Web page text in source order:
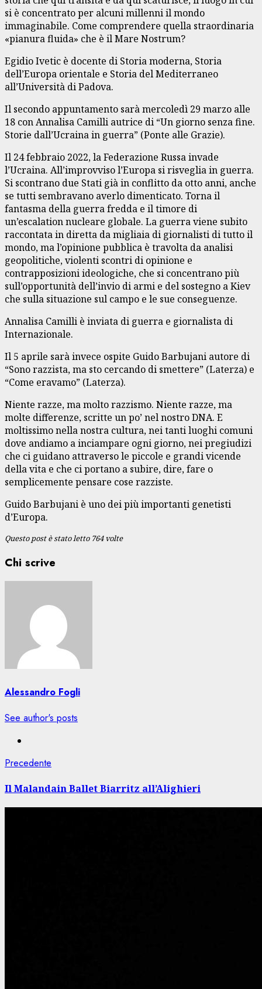
si è concentrato per alcuni millenni il mondo
immaginabile. Come comprendere quella straordinaria
«pianura fluida» che è il Mare Nostrum?
Egidio Ivetic è docente di Storia moderna, Storia
dell’Europa orientale e Storia del Mediterraneo
all’Università di Padova.
Il secondo appuntamento sarà mercoledì 29 marzo alle
18 con Annalisa Camilli autrice di “Un giorno senza fine.
Storie dall’Ucraina in guerra” (Ponte alle Grazie).
Il 24 febbraio 2022, la Federazione Russa invade
l’Ucraina. All’improvviso l’Europa si risveglia in guerra.
Si scontrano due Stati già in conflitto da otto anni, anche
se tutti sembravano averlo dimenticato. Torna il
fantasma della guerra fredda e il timore di
un’escalation nucleare globale. La guerra viene subito
raccontata in diretta da migliaia di giornalisti di tutto il
mondo, ma l’opinione pubblica è travolta da analisi
geopolitiche, violenti scontri di opinione e
contrapposizioni ideologiche, che si concentrano più
sull’opportunità dell’invio di armi e del sostegno a Kiev
che sulla situazione sul campo e le sue conseguenze.
Annalisa Camilli è inviata di guerra e giornalista di
Internazionale.
Il 5 aprile sarà invece ospite Guido Barbujani autore di
“Sono razzista, ma sto cercando di smettere” (Laterza) e
“Come eravamo” (Laterza).
Niente razze, ma molto razzismo. Niente razze, ma
molte differenze, scritte un po’ nel nostro DNA. E
moltissimo nella nostra cultura, nei tanti luoghi comuni
dove andiamo a inciampare ogni giorno, nei pregiudizi
che ci guidano attraverso le piccole e grandi vicende
della vita e che ci portano a subire, dire, fare o
semplicemente pensare cose razziste.
Guido Barbujani è uno dei più importanti genetisti
d’Europa.
Questo post è stato letto 764 volte
Chi scrive
Alessandro Fogli
See author's posts
Navigazione
articolo
Precedente
Il Malandain Ballet Biarritz all’Alighieri